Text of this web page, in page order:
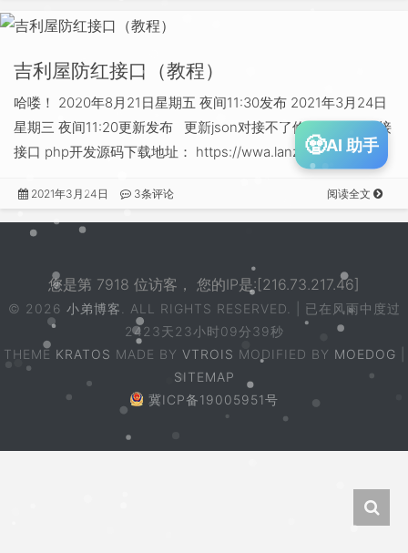
吉利屋防红接口（教程）
哈喽！ 2020年8月21日星期五 夜间11:30发布 2021年3月24日
星期三 夜间11:20更新发布 更新json对接不了修复 正版短连接
接口 php开发源码下载地址： https://wwa.lanzous.…
2021年3月24日 3条评论 阅读全文
您是第 7918 位访客， 您的IP是:[216.73.217.46]
© 2026 小弟博客 . ALL RIGHTS RESERVED. | 已在风雨中度过
2423天23小时09分39秒
THEME KRATOS MADE BY VTROIS MODIFIED BY MOEDOG
SITEMAP
冀ICP备19005951号
🧟AI 助手